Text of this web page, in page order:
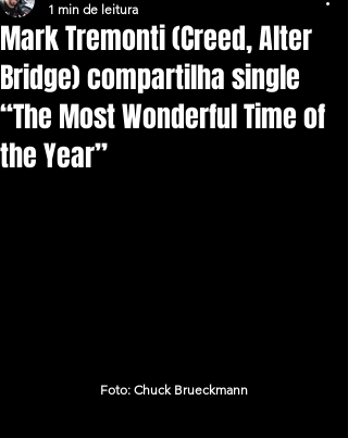
Mark Tremonti (Creed, Alter
Bridge) compartilha single
“The Most Wonderful Time of
the Year”
1 min de leitura
Foto: Chuck Brueckmann